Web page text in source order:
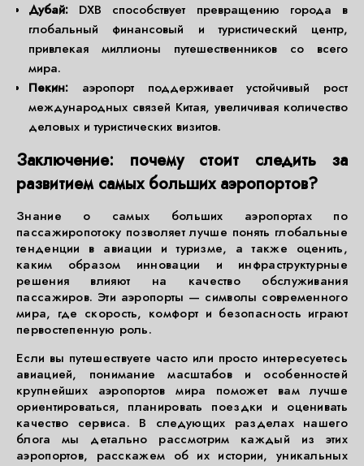
Дубай: DXB способствует превращению города в
глобальный финансовый и туристический центр,
привлекая миллионы путешественников со всего
мира.
Пекин: аэропорт поддерживает устойчивый рост
международных связей Китая, увеличивая количество
деловых и туристических визитов.
Заключение: почему стоит следить за
развитием самых больших аэропортов?
Знание о самых больших аэропортах по
пассажиропотоку позволяет лучше понять глобальные
тенденции в авиации и туризме, а также оценить,
каким образом инновации и инфраструктурные
решения влияют на качество обслуживания
пассажиров. Эти аэропорты — символы современного
мира, где скорость, комфорт и безопасность играют
первостепенную роль.
Если вы путешествуете часто или просто интересуетесь
авиацией, понимание масштабов и особенностей
крупнейших аэропортов мира поможет вам лучше
ориентироваться, планировать поездки и оценивать
качество сервиса. В следующих разделах нашего
блога мы детально рассмотрим каждый из этих
аэропортов, расскажем об их истории, уникальных